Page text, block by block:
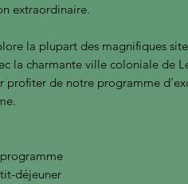
extraordinaire.
la plupart des magnifiques
la charmante ville coloniale de
profiter de notre programme
déjeuner